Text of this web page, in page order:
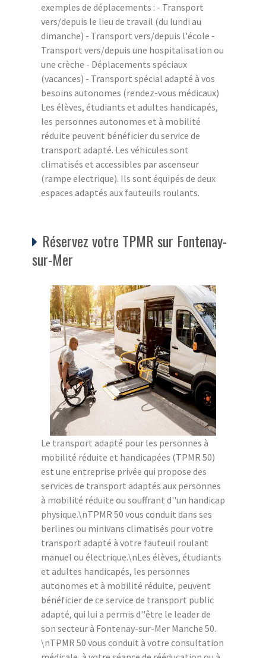
exemples de déplacements : - Transport
vers/depuis le lieu de travail (du lundi au
dimanche) - Transport vers/depuis l'école -
Transport vers/depuis une hospitalisation ou
une crèche - Déplacements spéciaux
(vacances) - Transport spécial adapté à vos
besoins autonomes (rendez-vous médicaux)
Les élèves, étudiants et adultes handicapés,
les personnes autonomes et à mobilité
réduite peuvent bénéficier du service de
transport adapté. Les véhicules sont
climatisés et accessibles par ascenseur
(rampe electrique). Ils sont équipés de deux
espaces adaptés aux fauteuils roulants.
Réservez votre TPMR sur Fontenay-
sur-Mer
Le transport adapté pour les personnes à
mobilité réduite et handicapées (TPMR 50)
est une entreprise privée qui propose des
services de transport adaptés aux personnes
à mobilité réduite ou souffrant d''un handicap
physique.\nTPMR 50 vous conduit dans ses
berlines ou minivans climatisés pour votre
transport adapté à votre fauteuil roulant
manuel ou électrique.\nLes élèves, étudiants
et adultes handicapés, les personnes
autonomes et à mobilité réduite, peuvent
bénéficier de ce service de transport public
adapté, qui lui a permis d''être le leader de
son secteur à Fontenay-sur-Mer Manche 50.
\nTPMR 50 vous conduit à votre consultation